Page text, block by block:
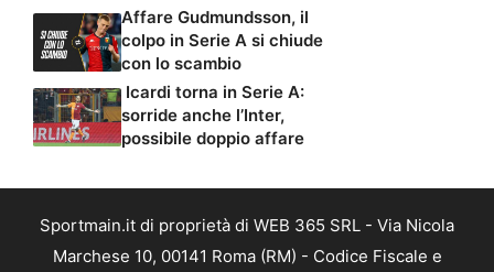
Affare Gudmundsson, il
colpo in Serie A si chiude
con lo scambio
Icardi torna in Serie A:
sorride anche l’Inter,
possibile doppio affare
Sportmain.it di proprietà di WEB 365 SRL - Via Nicola
Marchese 10, 00141 Roma (RM) - Codice Fiscale e